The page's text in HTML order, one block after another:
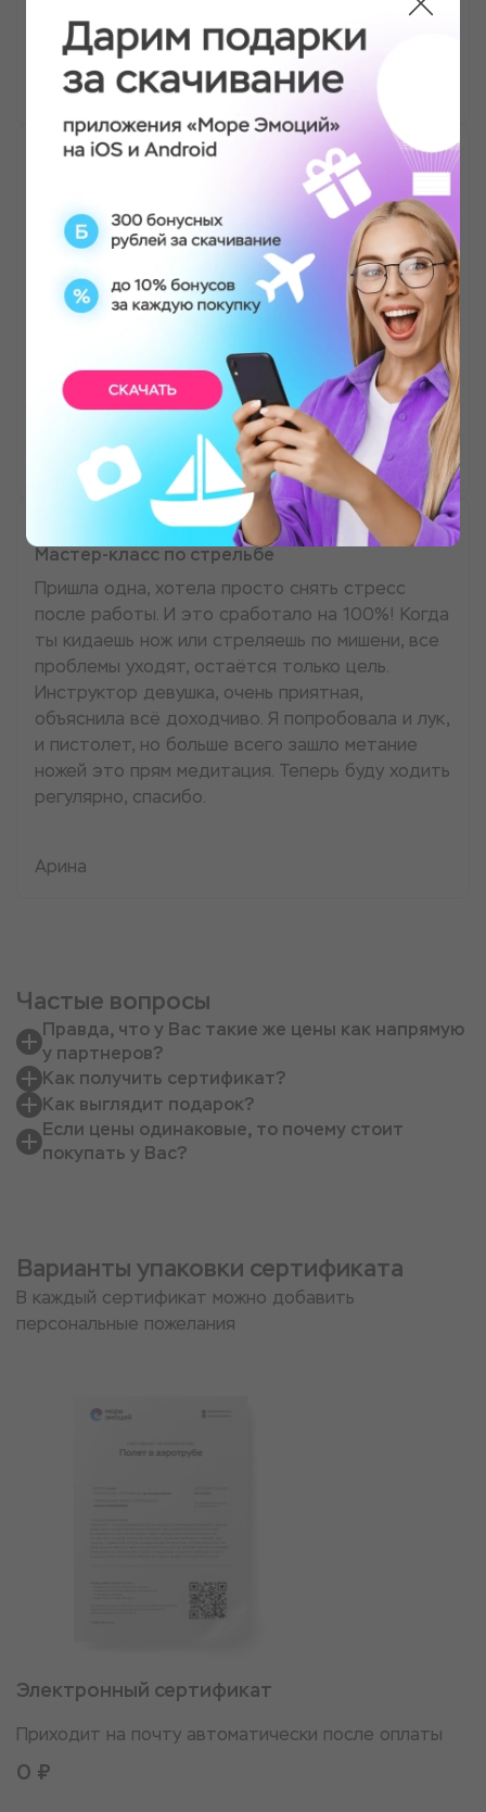
выпустить пар и получить эмоции.
Константин
Думал будет страшно или сложно. Но
инструктор так всё спокойно объяснил, что я
уже через 5 минут уверенно стрелял из
пневматики. Особенно понравился
интерактивный экран, где мишени движутся
это как игра, но реальная. Теперь я понимаю
почему люди любят тир. Ушел с мыслью "надо
повторить".
Роман
Мастер-класс по стрельбе
Пришла одна, хотела просто снять стресс
после работы. И это сработало на 100%! Когда
ты кидаешь нож или стреляешь по мишени, все
проблемы уходят, остаётся только цель.
Инструктор девушка, очень приятная,
объяснила всё доходчиво. Я попробовала и лук,
и пистолет, но больше всего зашло метание
ножей это прям медитация. Теперь буду ходить
регулярно, спасибо.
Арина
Частые вопросы
Правда, что у Вас такие же цены как напрямую
у партнеров?
Как получить сертификат?
Как выглядит подарок?
Если цены одинаковые, то почему стоит
покупать у Вас?
Варианты упаковки сертификата
В каждый сертификат можно добавить
персональные пожелания
Электронный сертификат
Приходит на почту автоматически после оплаты
0 ₽